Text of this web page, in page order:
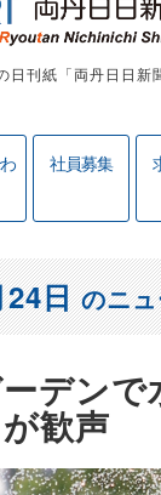
日刊紙「両丹日日新
社員募集
デン
歓声
日のニ